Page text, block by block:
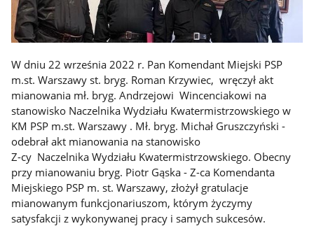
W dniu 22 września 2022 r. Pan Komendant Miejski PSP
m.st. Warszawy st. bryg. Roman Krzywiec, wręczył akt
mianowania mł. bryg. Andrzejowi Wincenciakowi na
stanowisko Naczelnika Wydziału Kwatermistrzowskiego w
KM PSP m.st. Warszawy . Mł. bryg. Michał Gruszczyński -
odebrał akt mianowania na stanowisko
Z-cy Naczelnika Wydziału Kwatermistrzowskiego. Obecny
przy mianowaniu bryg. Piotr Gąska - Z-ca Komendanta
Miejskiego PSP m. st. Warszawy, złożył gratulacje
mianowanym funkcjonariuszom, którym życzymy
satysfakcji z wykonywanej pracy i samych sukcesów.